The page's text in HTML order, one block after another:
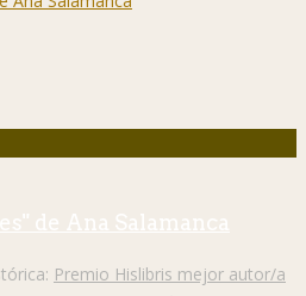
de Ana Salamanca
Premio Hislibris mejor autor/a